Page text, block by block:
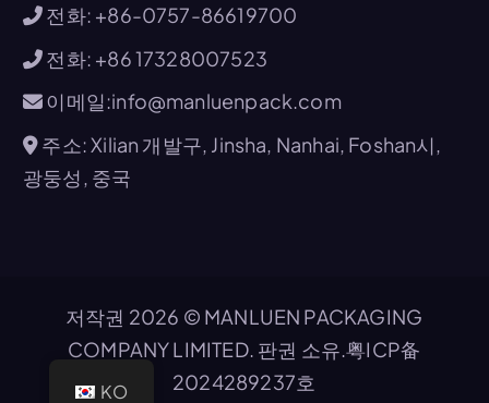
전화: +86-0757-86619700
전화: +86 17328007523
이메일:info@manluenpack.com
주소: Xilian 개발구, Jinsha, Nanhai, Foshan시,
광둥성, 중국
저작권 2026 © MANLUEN PACKAGING
COMPANY LIMITED. 판권 소유.粤ICP备
2024289237호
KO